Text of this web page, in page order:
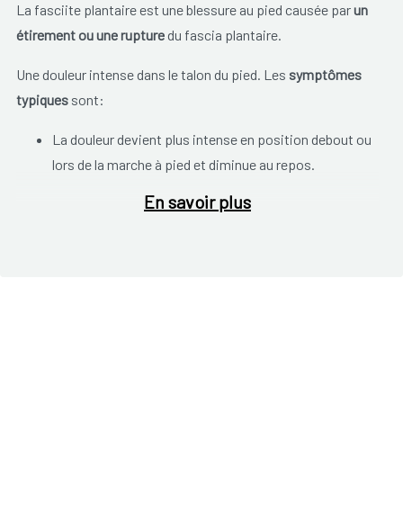
La fasciite plantaire est une blessure au pied causée parun
étirement ou une rupturedu fascia plantaire.
Une douleur intense dans le talon du pied. Les symptômes
typiquessont:
La douleur devient plus intense en position debout ou
lors de la marche à pied et diminue au repos.
En savoir plus